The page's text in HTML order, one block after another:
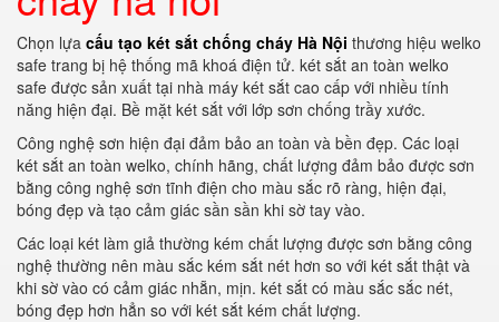
Chọn lựa cấu tạo két sắt chống cháy Hà Nội thương hiệu welko
safe trang bị hệ thống mã khoá điện tử. két sắt an toàn welko
safe được sản xuất tại nhà máy két sắt cao cấp với nhiều tính
năng hiện đại. Bề mặt két sắt với lớp sơn chống trầy xước.
Công nghệ sơn hiện đại đảm bảo an toàn và bền đẹp. Các loại
két sắt an toàn welko, chính hãng, chất lượng đảm bảo được sơn
bằng công nghệ sơn tĩnh điện cho màu sắc rõ ràng, hiện đại,
bóng đẹp và tạo cảm giác sần sần khi sờ tay vào.
Các loại két làm giả thường kém chất lượng được sơn bằng công
nghệ thường nên màu sắc kém sắt nét hơn so với két sắt thật và
khi sờ vào có cảm giác nhẵn, mịn. két sắt có màu sắc sắc nét,
bóng đẹp hơn hẳn so với két sắt kém chất lượng.